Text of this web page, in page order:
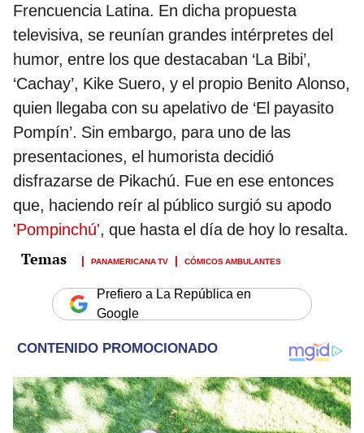
Frencuencia Latina. En dicha propuesta
televisiva, se reunían grandes intérpretes del
humor, entre los que destacaban ‘La Bibi’,
‘Cachay’, Kike Suero, y el propio Benito Alonso,
quien llegaba con su apelativo de ‘El payasito
Pompín’. Sin embargo, para uno de las
presentaciones, el humorista decidió
disfrazarse de Pikachú. Fue en ese entonces
que, haciendo reír al público surgió su apodo
'Pompinchú', que hasta el día de hoy lo resalta.
PANAMERICANA TV CÓMICOS AMBULANTES
Prefiero a La República en
Google